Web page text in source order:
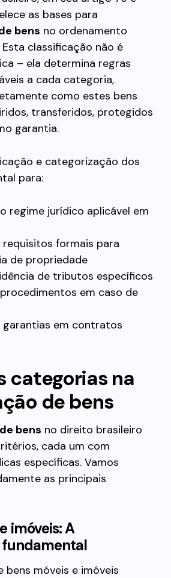
as bases para
bens no ordenamento
classificação não é
– ela determina regras
a cada categoria,
como estes bens
transferidos, protegidos
garantia.
e categorização dos
para:
regime jurídico aplicável em
requisitos formais para
de propriedade
de tributos específicos
em caso de
garantias em contratos
categorias na
de bens
bens no direito brasileiro
cada um com
específicas. Vamos
as principais
imóveis: A
fundamental
móveis e imóveis